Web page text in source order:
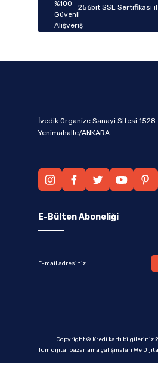
256bit SSL Sertifikası
İvedik Organize Sanayi Sitesi
Yenimahalle/ANKARA
E-Bülten Aboneliği
Copyright © Kredi kartı bilgileriniz
Tüm dijital pazarlama çalışmaları We